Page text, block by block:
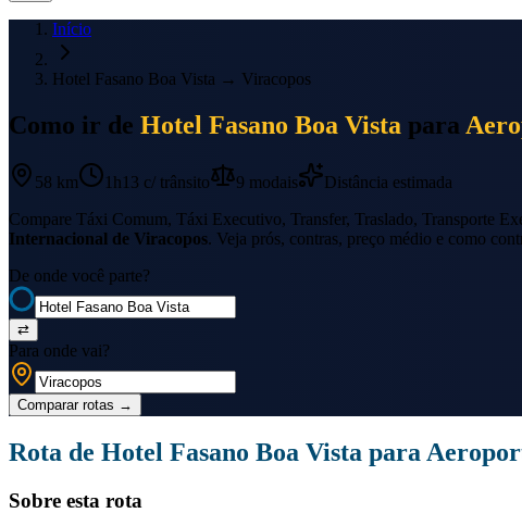
Início
Hotel Fasano Boa Vista → Viracopos
Como ir de Hotel Fasano Boa Vista para
58 km 1h13 c/ trânsito 9 modais
Distância estimada
Compare Táxi Comum, Táxi Executivo, Transfer, Traslado, Transporte
Internacional de Viracopos. Veja prós, contras, preço médio e como
De onde você parte?
⇄
Para onde vai?
Comparar rotas →
Rota de Hotel Fasano Boa Vista para
Sobre esta rota